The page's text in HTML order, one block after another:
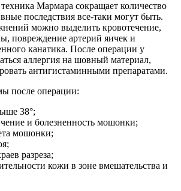
Мармара сокращает количество
последствия все-таки могут быть.
можно выделить кровотечение,
повреждение артерий яичек и
канатика. После операции у
аллергия на шовный материал,
антигистаминными препаратами.
после операции:
38°;
и болезненность мошонки;
мошонки;
разреза;
кожи в зоне вмешательства и